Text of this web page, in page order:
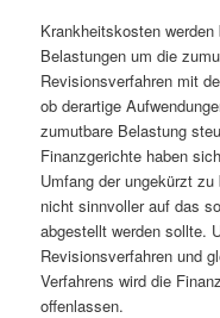
Krankheitskosten
Belastungen um die
Revisionsverfahren mit
ob derartige
zumutbare Belastung
Finanzgerichte haben
Umfang der ungekürzt
nicht sinnvoller auf das
abgestellt werden sollte.
Revisionsverfahren und
Verfahrens wird die
offenlassen.